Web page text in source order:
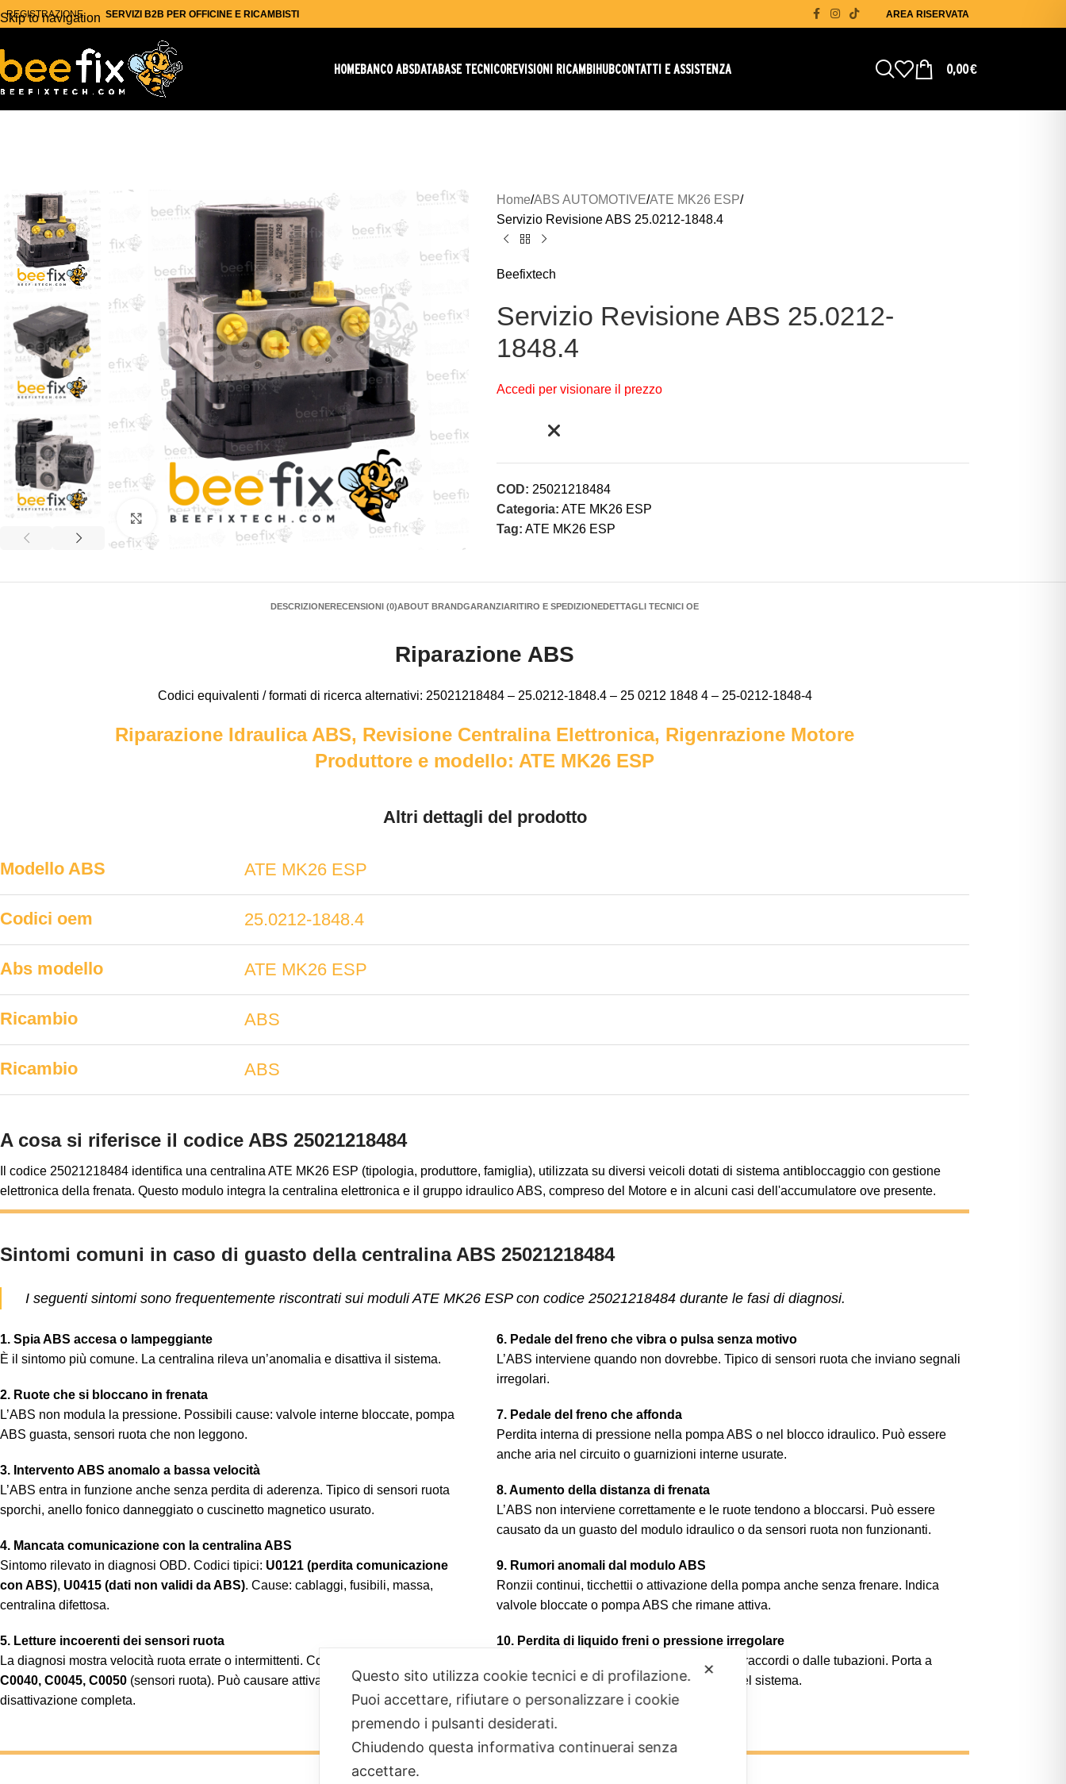
Skip to navigation
REGISTRAZIONE SERVIZI B2B PER OFFICINE E RICAMBISTI AREA RISERVATA
HOMEBANCO ABSDATABASE TECNICOREVISIONI RICAMBIHUBCONTATTI E ASSISTENZA 0,00€
Click to enlarge
Home ABS AUTOMOTIVE ATE MK26 ESP
Servizio Revisione ABS 25.0212-1848.4
Beefixtech
Servizio Revisione ABS 25.0212-
1848.4
Accedi per visionare il prezzo
COD: 25021218484
Categoria: ATE MK26 ESP
Tag: ATE MK26 ESP
DESCRIZIONERECENSIONI (0)ABOUT BRANDGARANZIARITIRO E SPEDIZIONEDETTAGLI TECNICI OE
Riparazione ABS
Codici equivalenti / formati di ricerca alternativi: 25021218484 – 25.0212-1848.4 – 25 0212 1848 4 – 25-0212-1848-4
Riparazione Idraulica ABS, Revisione Centralina Elettronica, Rigenrazione Motore
Produttore e modello: ATE MK26 ESP
Altri dettagli del prodotto
Modello ABS ATE MK26 ESP
Codici oem 25.0212-1848.4
Abs modello ATE MK26 ESP
Ricambio ABS
Ricambio ABS
A cosa si riferisce il codice ABS 25021218484
Il codice 25021218484 identifica una centralina ATE MK26 ESP (tipologia, produttore, famiglia), utilizzata su diversi veicoli dotati di sistema antibloccaggio con gestione
elettronica della frenata. Questo modulo integra la centralina elettronica e il gruppo idraulico ABS, compreso del Motore e in alcuni casi dell'accumulatore ove presente.
Sintomi comuni in caso di guasto della centralina ABS 25021218484
I seguenti sintomi sono frequentemente riscontrati sui moduli ATE MK26 ESP con codice 25021218484 durante le fasi di diagnosi.
1. Spia ABS accesa o lampeggiante
È il sintomo più comune. La centralina rileva un’anomalia e disattiva il sistema.
2. Ruote che si bloccano in frenata
L’ABS non modula la pressione. Possibili cause: valvole interne bloccate, pompa
ABS guasta, sensori ruota che non leggono.
3. Intervento ABS anomalo a bassa velocità
L’ABS entra in funzione anche senza perdita di aderenza. Tipico di sensori ruota
sporchi, anello fonico danneggiato o cuscinetto magnetico usurato.
4. Mancata comunicazione con la centralina ABS
Sintomo rilevato in diagnosi OBD. Codici tipici: U0121 (perdita comunicazione
con ABS), U0415 (dati non validi da ABS). Cause: cablaggi, fusibili, massa,
centralina difettosa.
5. Letture incoerenti dei sensori ruota
La diagnosi mostra velocità ruota errate o intermittenti. Codici frequenti:
C0040, C0045, C0050 (sensori ruota). Può causare attivazione ABS indesiderata o
disattivazione completa.
6. Pedale del freno che vibra o pulsa senza motivo
L’ABS interviene quando non dovrebbe. Tipico di sensori ruota che inviano segnali
irregolari.
7. Pedale del freno che affonda
Perdita interna di pressione nella pompa ABS o nel blocco idraulico. Può essere
anche aria nel circuito o guarnizioni interne usurate.
8. Aumento della distanza di frenata
L’ABS non interviene correttamente e le ruote tendono a bloccarsi. Può essere
causato da un guasto del modulo idraulico o da sensori ruota non funzionanti.
9. Rumori anomali dal modulo ABS
Ronzii continui, ticchettii o attivazione della pompa anche senza frenare. Indica
valvole bloccate o pompa ABS che rimane attiva.
10. Perdita di liquido freni o pressione irregolare
Può provenire dal blocco idraulico ABS, dai raccordi o dalle tubazioni. Porta a
frenata instabile e possibile disattivazione del sistema.
✕
Questo sito utilizza cookie tecnici e di profilazione.
Puoi accettare, rifiutare o personalizzare i cookie
premendo i pulsanti desiderati.
Chiudendo questa informativa continuerai senza
accettare.